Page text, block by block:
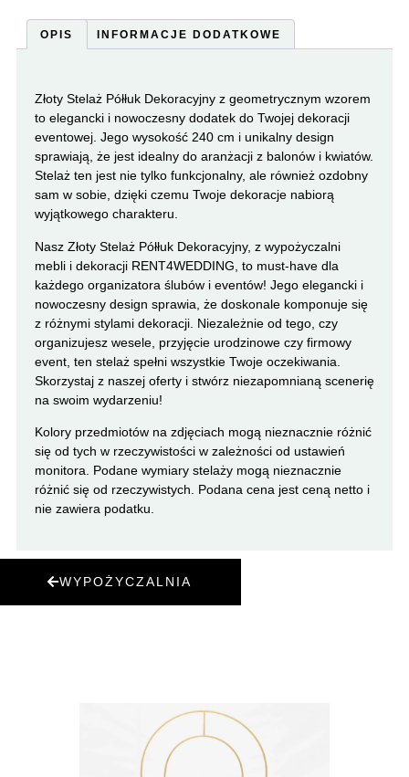
OPIS INFORMACJE DODATKOWE
Złoty Stelaż Półłuk Dekoracyjny z geometrycznym wzorem
to elegancki i nowoczesny dodatek do Twojej dekoracji
eventowej. Jego wysokość 240 cm i unikalny design
sprawiają, że jest idealny do aranżacji z balonów i kwiatów.
Stelaż ten jest nie tylko funkcjonalny, ale również ozdobny
sam w sobie, dzięki czemu Twoje dekoracje nabiorą
wyjątkowego charakteru.
Nasz Złoty Stelaż Półłuk Dekoracyjny, z wypożyczalni
mebli i dekoracji RENT4WEDDING, to must-have dla
każdego organizatora ślubów i eventów! Jego elegancki i
nowoczesny design sprawia, że doskonale komponuje się
z różnymi stylami dekoracji. Niezależnie od tego, czy
organizujesz wesele, przyjęcie urodzinowe czy firmowy
event, ten stelaż spełni wszystkie Twoje oczekiwania.
Skorzystaj z naszej oferty i stwórz niezapomnianą scenerię
na swoim wydarzeniu!
Kolory przedmiotów na zdjęciach mogą nieznacznie różnić
się od tych w rzeczywistości w zależności od ustawień
monitora. Podane wymiary stelaży mogą nieznacznie
różnić się od rzeczywistych. Podana cena jest ceną netto i
nie zawiera podatku.
WYPOŻYCZALNIA